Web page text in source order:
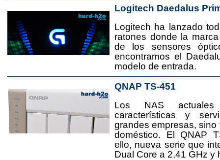
Logitech Daedalus
Logitech ha lanzado
ratones donde la
de los sensores
encontramos el
modelo de entrada.
QNAP TS-451
Los NAS
características y
grandes empresas,
doméstico. El QNAP
ello, nueva serie que
Dual Core a 2,41 GHz y